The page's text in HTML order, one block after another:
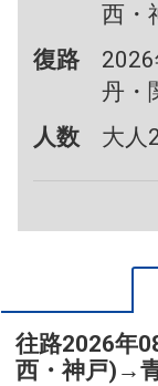
西・
復路
丹・
人数
大人
往路2026年
西・神戸) →